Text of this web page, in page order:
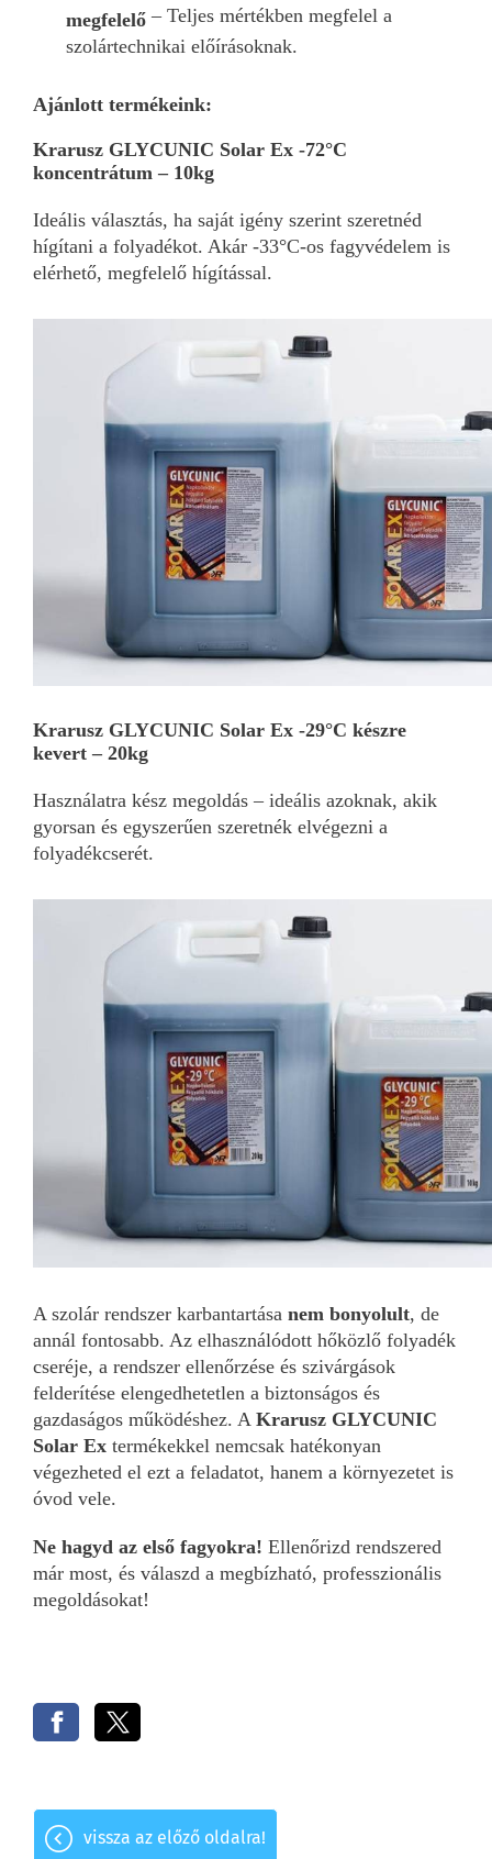
megfelelő – Teljes mértékben megfelel a
szolártechnikai előírásoknak.
Ajánlott termékeink:
Krarusz GLYCUNIC Solar Ex -72°C
koncentrátum – 10kg
Ideális választás, ha saját igény szerint szeretnéd
hígítani a folyadékot. Akár -33°C-os fagyvédelem is
elérhető, megfelelő hígítással.
Krarusz GLYCUNIC Solar Ex -29°C készre
kevert – 20kg
Használatra kész megoldás – ideális azoknak, akik
gyorsan és egyszerűen szeretnék elvégezni a
folyadékcserét.
A szolár rendszer karbantartása nem bonyolult, de
annál fontosabb. Az elhasználódott hőközlő folyadék
cseréje, a rendszer ellenőrzése és szivárgások
felderítése elengedhetetlen a biztonságos és
gazdaságos működéshez. A Krarusz GLYCUNIC
Solar Ex termékekkel nemcsak hatékonyan
végezheted el ezt a feladatot, hanem a környezetet is
óvod vele.
Ne hagyd az első fagyokra! Ellenőrizd rendszered
már most, és válaszd a megbízható, professzionális
megoldásokat!
vissza az előző oldalra!